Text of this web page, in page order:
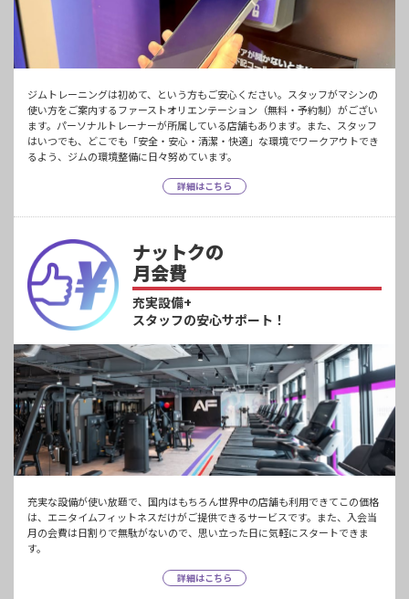
ジムトレーニングは初めて、という方もご安心ください。スタッフがマシンの
使い方をご案内するファーストオリエンテーション（無料・予約制）がござい
ます。パーソナルトレーナーが所属している店舗もあります。また、スタッフ
はいつでも、どこでも「安全・安心・清潔・快適」な環境でワークアウトでき
るよう、ジムの環境整備に日々努めています。
詳細はこちら
ナットクの
月会費
充実設備+
スタッフの安心サポート！
充実な設備が使い放題で、国内はもちろん世界中の店舗も利用できてこの価格
は、エニタイムフィットネスだけがご提供できるサービスです。また、入会当
月の会費は日割りで無駄がないので、思い立った日に気軽にスタートできま
す。
詳細はこちら